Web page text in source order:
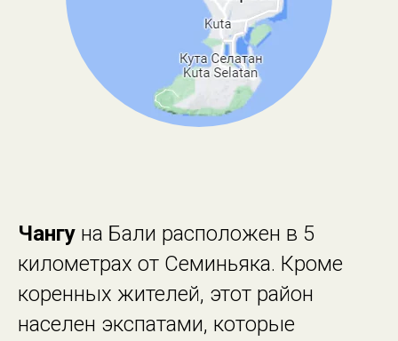
Чангу на Бали расположен в 5
километрах от Семиньяка. Кроме
коренных жителей, этот район
населен экспатами, которые